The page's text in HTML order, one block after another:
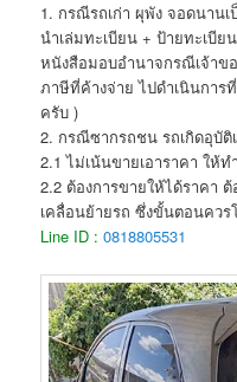
1. กรณีรถเก่า ผุพัง จอดนาน
นำเล่มทะเบียน + ป้ายทะเบี
หนังสือมอบอำนาจกรณีเจ้าขอ
ภาษีที่ค้างจ่าย ไปดำเนินกา
ครับ )
2. กรณีซากรถชน รถเกิดอุบั
2.1 ไม่เน้นขายเอาราคา ให้
2.2 ต้องการขายให้ได้ราคา
เคลื่อนย้ายรถ ซึ่งขั้นตอนควร
Line ID :0818805531